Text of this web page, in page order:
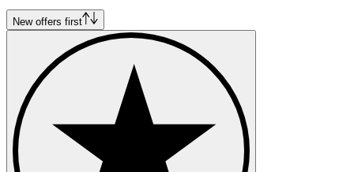
Porsche 356
Porsche 912
Porsche 914
Porsche 924
Porsche 928
Porsche 935
Porsche Boxster
Porsche Cayenne
Porsche Cayman
Porsche Macan
New offers first